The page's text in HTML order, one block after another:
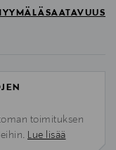
toimituksen
Lue lisää